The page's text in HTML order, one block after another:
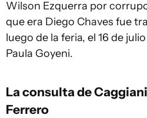
Wilson Ezquerra por
que era Diego Chaves fue
luego de la feria, el 16 de
Paula Goyeni.
La consulta de
Ferrero